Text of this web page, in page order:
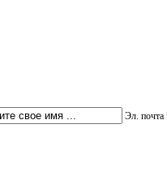
Эл. почта